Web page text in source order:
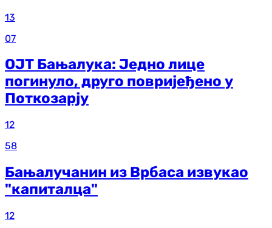
13
07
ОЈТ Бањалука: Једно лице
погинуло, друго повријеђено у
Поткозарју
12
58
Бањалучанин из Врбаса извукао
"капиталца"
12